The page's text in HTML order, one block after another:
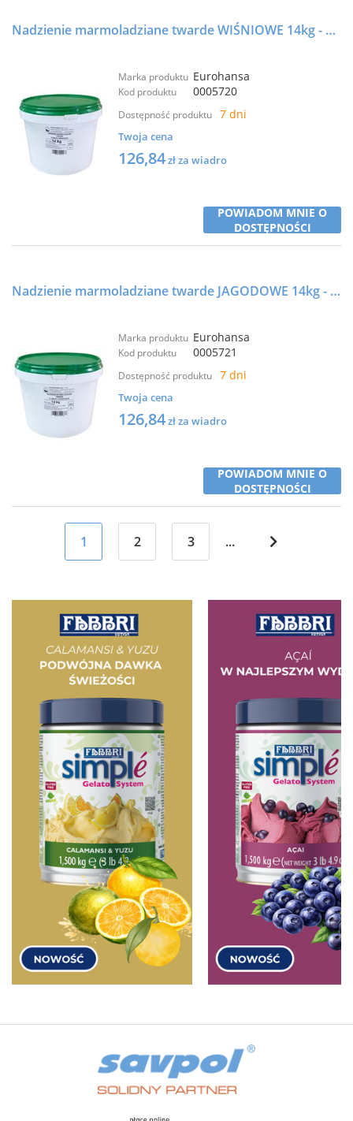
Nadzienie marmoladziane twarde WIŚNIOWE 14kg - EUROHANSA
Marka produktu Eurohansa
Kod produktu 0005720
Dostępność produktu 7 dni
Twoja cena
126,84zł za wiadro
POWIADOM MNIE O
DOSTĘPNOŚCI
Nadzienie marmoladziane twarde JAGODOWE 14kg - EUROHANSA
Marka produktu Eurohansa
Kod produktu 0005721
Dostępność produktu 7 dni
Twoja cena
126,84zł za wiadro
POWIADOM MNIE O
DOSTĘPNOŚCI
1 2 3 ...